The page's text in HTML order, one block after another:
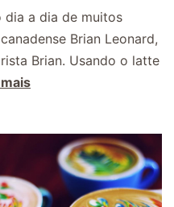
a dia de muitos
Brian Leonard,
Brian. Usando o latte